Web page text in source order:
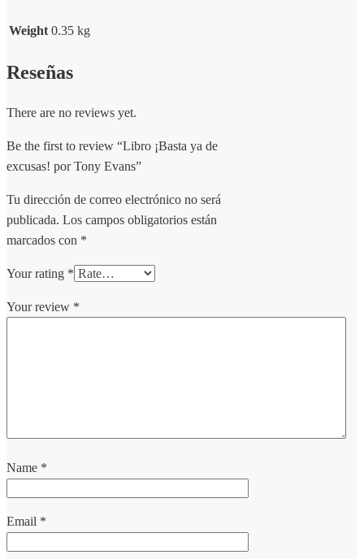
Weight 0.35 kg
Reseñas
There are no reviews yet.
Be the first to review “Libro ¡Basta ya de
excusas! por Tony Evans”
Tu dirección de correo electrónico no será
publicada. Los campos obligatorios están
marcados con *
Your rating *
Your review *
Name *
Email *